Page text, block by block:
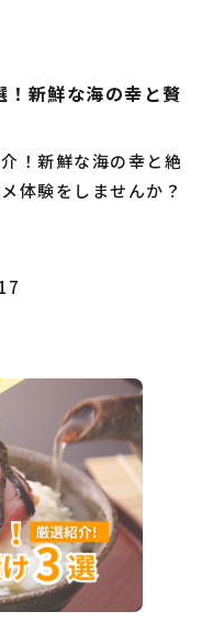
新鮮な海の幸と贅
！新鮮な海の幸と絶
体験をしませんか？